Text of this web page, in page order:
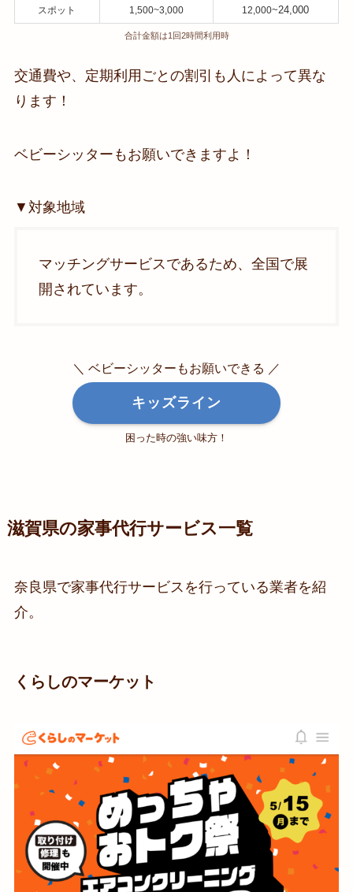
スポット 1,500~3,000 12,000~24,000
合計金額は1回2時間利用時
交通費や、定期利用ごとの割引も人によって異な
ります！
ベビーシッターもお願いできますよ！
▼対象地域
マッチングサービスであるため、全国で展
開されています。
＼ ベビーシッターもお願いできる ／
キッズライン
困った時の強い味方！
滋賀県の家事代行サービス一覧
奈良県で家事代行サービスを行っている業者を紹
介。
くらしのマーケット